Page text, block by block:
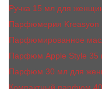
Ручка 15 мл для
Парфюмерия Kreasyon
Парфюмированное
Парфюм Apple Style 35
Парфюм 30 мл для